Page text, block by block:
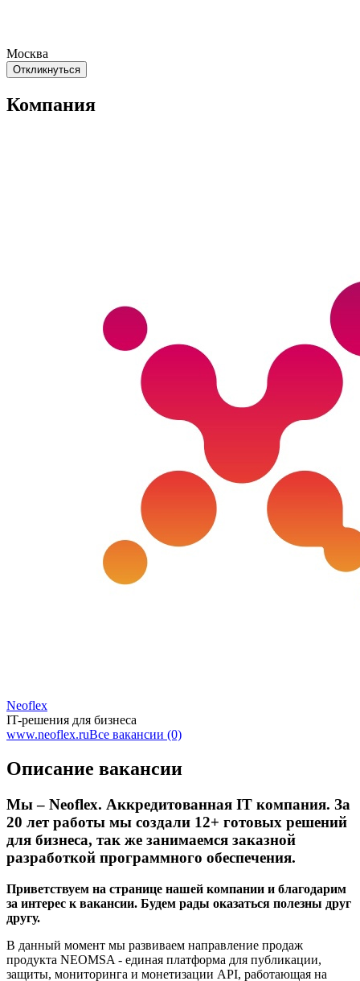
Москва
Откликнуться
Компания
Neoflex
IT-решения для бизнеса
www.neoflex.ruВсе вакансии (0)
Описание вакансии
Мы – Neoflex. Аккредитованная IT компания. За
20 лет работы мы создали 12+ готовых решений
для бизнеса, так же занимаемся заказной
разработкой программного обеспечения.
Приветствуем на странице нашей компании и благодарим
за интерес к вакансии. Будем рады оказаться полезны друг
другу.
В данный момент мы развиваем направление продаж
продукта NEOMSA - единая платформа для публикации,
защиты, мониторинга и монетизации API, работающая на